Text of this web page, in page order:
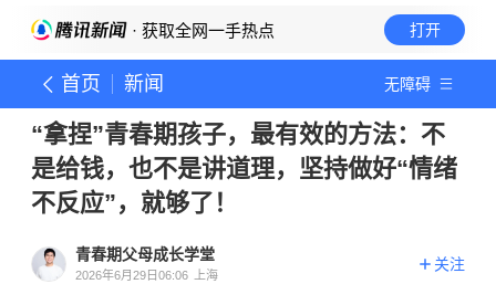
· 获取全网一手热点 打开
首页 新闻 无障碍
“拿捏”青春期孩子，最有效的方法：不
是给钱，也不是讲道理，坚持做好“情绪
不反应”，就够了！
青春期父母成长学堂
2026年6月29日06:06 上海
关注